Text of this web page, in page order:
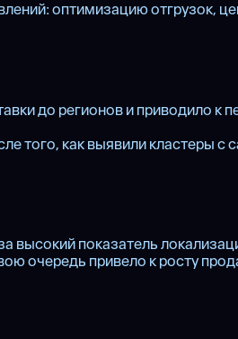
оптимизацию отгрузок,
до регионов и приводило к
того, как выявили
высокий показатель
очередь привело к росту